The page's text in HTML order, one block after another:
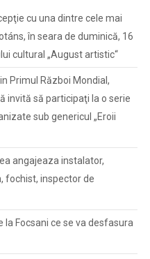
cu una dintre cele mai
în seara de duminică, 16
cultural „August artistic“
Primul Război Mondial,
invită să participaţi la o serie
sub genericul „Eroii
angajeaza instalator,
fochist, inspector de
la Focsani ce se va desfasura